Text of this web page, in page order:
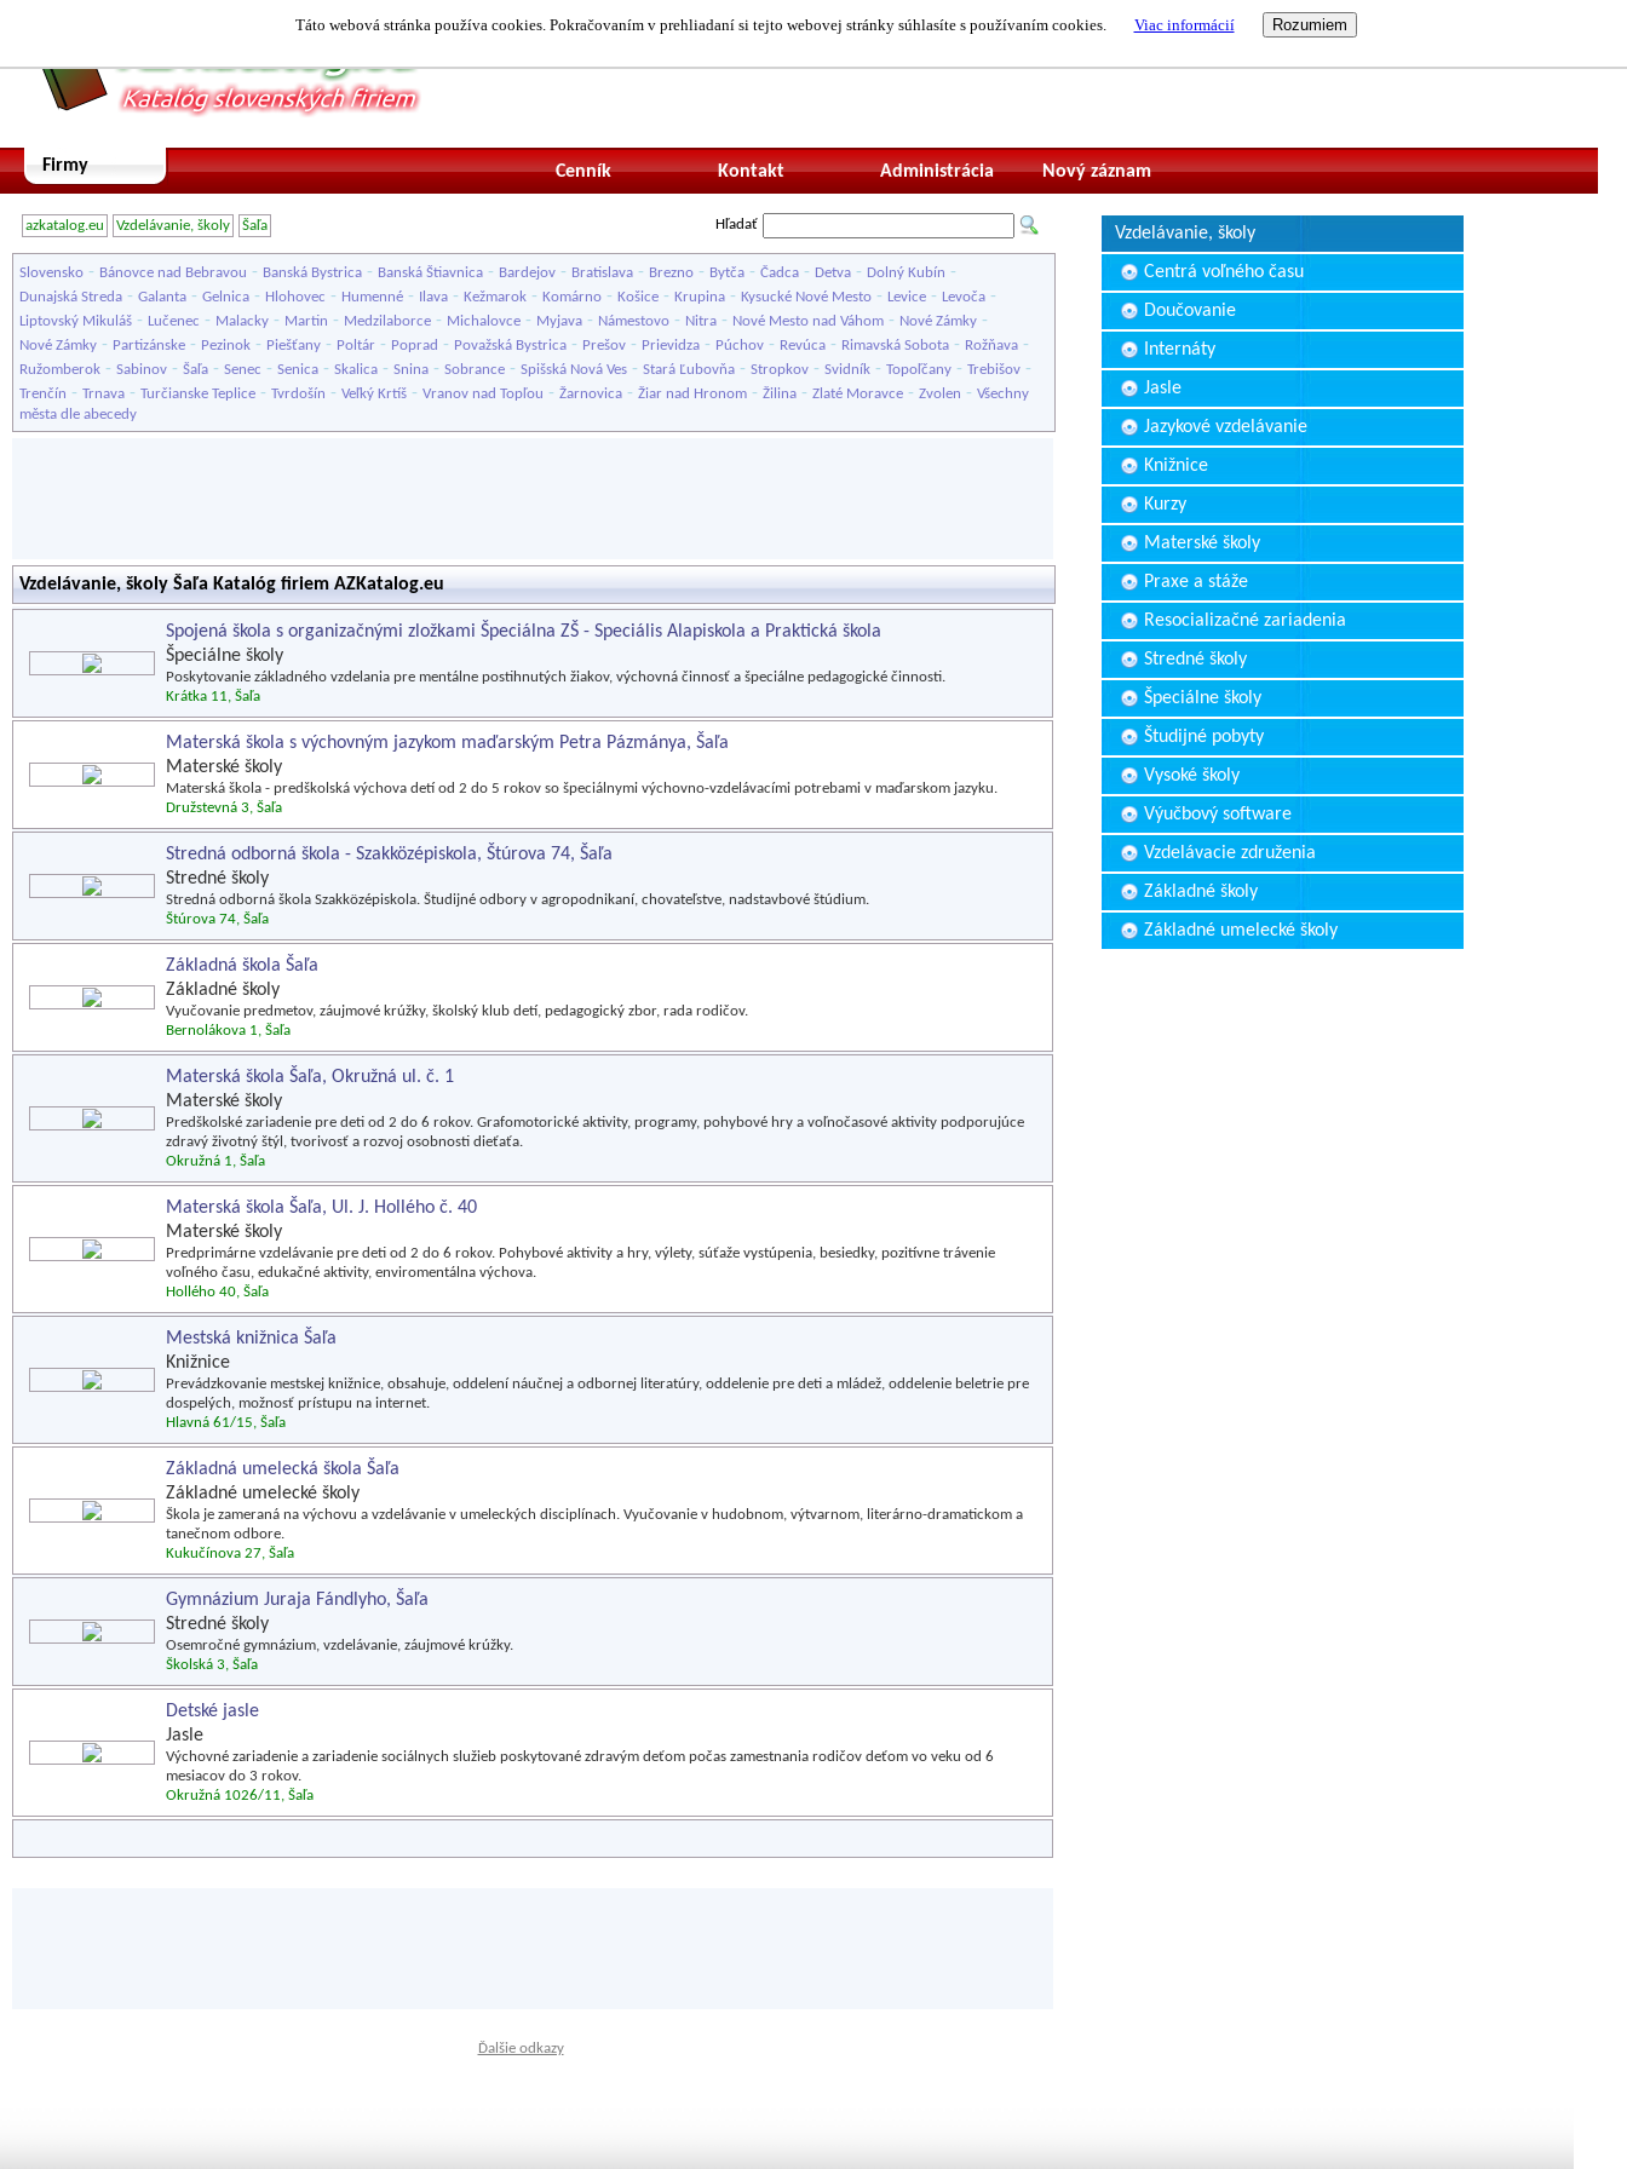
Táto webová stránka používa cookies. Pokračovaním v prehliadaní si tejto webovej stránky súhlasíte s používaním cookies. Viac informácií
Firmy Nový záznam
Administrácia
Kontakt
Cenník
azkatalog.eu Vzdelávanie, školy Šaľa Hľadať
Slovensko - Bánovce nad Bebravou - Banská Bystrica - Banská Štiavnica - Bardejov - Bratislava - Brezno - Bytča - Čadca - Detva - Dolný Kubín -
Dunajská Streda - Galanta - Gelnica - Hlohovec - Humenné - Ilava - Kežmarok - Komárno - Košice - Krupina - Kysucké Nové Mesto - Levice - Levoča -
Liptovský Mikuláš - Lučenec - Malacky - Martin - Medzilaborce - Michalovce - Myjava - Námestovo - Nitra - Nové Mesto nad Váhom - Nové Zámky -
Nové Zámky - Partizánske - Pezinok - Piešťany - Poltár - Poprad - Považská Bystrica - Prešov - Prievidza - Púchov - Revúca - Rimavská Sobota - Rožňava -
Ružomberok - Sabinov - Šaľa - Senec - Senica - Skalica - Snina - Sobrance - Spišská Nová Ves - Stará Ľubovňa - Stropkov - Svidník - Topoľčany - Trebišov -
Trenčín - Trnava - Turčianske Teplice - Tvrdošín - Veľký Krtíš - Vranov nad Topľou - Žarnovica - Žiar nad Hronom - Žilina - Zlaté Moravce - Zvolen - Všechny
města dle abecedy
Vzdelávanie, školy Šaľa Katalóg firiem AZKatalog.eu
Spojená škola s organizačnými zložkami Špeciálna ZŠ - Speciális Alapiskola a Praktická škola
Špeciálne školy
Poskytovanie základného vzdelania pre mentálne postihnutých žiakov, výchovná činnosť a špeciálne pedagogické činnosti.
Krátka 11, Šaľa
Materská škola s výchovným jazykom maďarským Petra Pázmánya, Šaľa
Materské školy
Materská škola - predškolská výchova detí od 2 do 5 rokov so špeciálnymi výchovno-vzdelávacími potrebami v maďarskom jazyku.
Družstevná 3, Šaľa
Stredná odborná škola - Szakközépiskola, Štúrova 74, Šaľa
Stredné školy
Stredná odborná škola Szakközépiskola. Študijné odbory v agropodnikaní, chovateľstve, nadstavbové štúdium.
Štúrova 74, Šaľa
Základná škola Šaľa
Základné školy
Vyučovanie predmetov, záujmové krúžky, školský klub detí, pedagogický zbor, rada rodičov.
Bernolákova 1, Šaľa
Materská škola Šaľa, Okružná ul. č. 1
Materské školy
Predškolské zariadenie pre deti od 2 do 6 rokov. Grafomotorické aktivity, programy, pohybové hry a voľnočasové aktivity podporujúce
zdravý životný štýl, tvorivosť a rozvoj osobnosti dieťaťa.
Okružná 1, Šaľa
Materská škola Šaľa, Ul. J. Hollého č. 40
Materské školy
Predprimárne vzdelávanie pre deti od 2 do 6 rokov. Pohybové aktivity a hry, výlety, súťaže vystúpenia, besiedky, pozitívne trávenie
voľného času, edukačné aktivity, enviromentálna výchova.
Hollého 40, Šaľa
Mestská knižnica Šaľa
Knižnice
Prevádzkovanie mestskej knižnice, obsahuje, oddelení náučnej a odbornej literatúry, oddelenie pre deti a mládež, oddelenie beletrie pre
dospelých, možnosť prístupu na internet.
Hlavná 61/15, Šaľa
Základná umelecká škola Šaľa
Základné umelecké školy
Škola je zameraná na výchovu a vzdelávanie v umeleckých disciplínach. Vyučovanie v hudobnom, výtvarnom, literárno-dramatickom a
tanečnom odbore.
Kukučínova 27, Šaľa
Gymnázium Juraja Fándlyho, Šaľa
Stredné školy
Osemročné gymnázium, vzdelávanie, záujmové krúžky.
Školská 3, Šaľa
Detské jasle
Jasle
Výchovné zariadenie a zariadenie sociálnych služieb poskytované zdravým deťom počas zamestnania rodičov deťom vo veku od 6
mesiacov do 3 rokov.
Okružná 1026/11, Šaľa
Vzdelávanie, školy
Centrá voľného času
Doučovanie
Internáty
Jasle
Jazykové vzdelávanie
Knižnice
Kurzy
Materské školy
Praxe a stáže
Resocializačné zariadenia
Stredné školy
Špeciálne školy
Študijné pobyty
Vysoké školy
Výučbový software
Vzdelávacie združenia
Základné školy
Základné umelecké školy
Ďalšie odkazy